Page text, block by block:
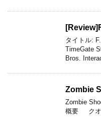
タイトル:
TimeGate
Bros.
Zombie
Zombie
概要 クオ